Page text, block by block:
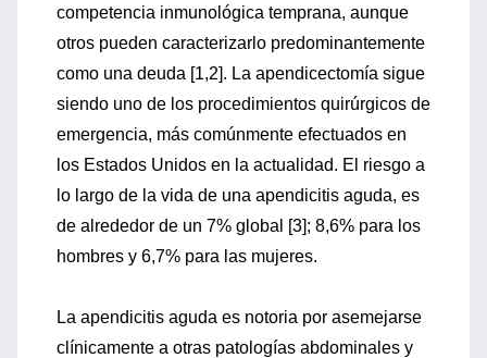
competencia inmunológica temprana, aunque
otros pueden caracterizarlo predominantemente
como una deuda [1,2]. La apendicectomía sigue
siendo uno de los procedimientos quirúrgicos de
emergencia, más comúnmente efectuados en
los Estados Unidos en la actualidad. El riesgo a
lo largo de la vida de una apendicitis aguda, es
de alrededor de un 7% global [3]; 8,6% para los
hombres y 6,7% para las mujeres.
La apendicitis aguda es notoria por asemejarse
clínicamente a otras patologías abdominales y